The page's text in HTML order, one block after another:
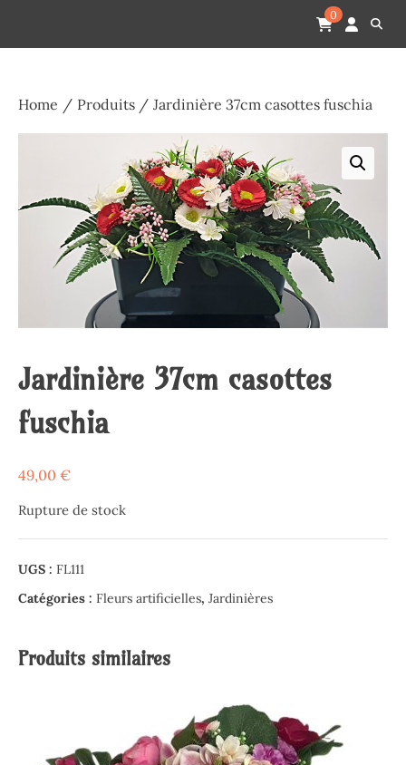
content
Espace Funéraire Michel Gardechaux
0
Home Produits Jardinière 37cm casottes fuschia
Jardinière 37cm casottes
fuschia
49,00 €
Rupture de stock
UGS : FL111
Catégories : Fleurs artificielles, Jardinières
Produits similaires